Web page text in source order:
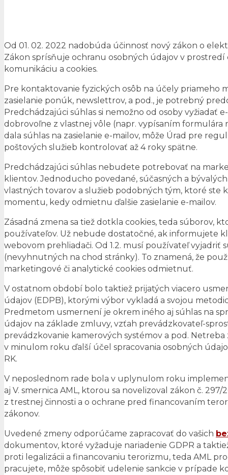
Od 01. 02. 2022 nadobúda účinnosť nový zákon o
Zákon sprísňuje ochranu osobných údajov v
komunikáciu a cookies.
Pre kontaktovanie fyzických osôb na účely priameho
zasielanie ponúk, newslettrov, a pod., je potrebný
Predchádzajúci súhlas si nemožno od osoby vyžiadať
dobrovoľne z vlastnej vôle (napr. vypísaním formulára
dala súhlas na zasielanie e-mailov, môže Úrad pre
poštových služieb kontrolovať až 4 roky spätne.
Predchádzajúci súhlas nebudete potrebovať na
klientov. Jednoducho povedané, súčasných a
vlastných tovarov a služieb podobných tým, ktoré ste
momentu, kedy odmietnu ďalšie zasielanie e-mailov.
Zásadná zmena sa tiež dotkla cookies, teda súborov,
používateľov. Už nebude dostatočné, ak informujete
webovom prehliadači. Od 1.2. musí používateľ vyjadriť
(nevyhnutných na chod stránky). To znamená, že
marketingové či analytické cookies odmietnuť.
V ostatnom období bolo taktiež prijatých viacero
údajov (EDPB), ktorými výbor vykladá a svojou
Predmetom usmernení je okrem iného aj súhlas na
údajov na základe zmluvy, vzťah prevádzkovateľ-
prevádzkovanie kamerových systémov a pod.
v minulom roku ďalší účel spracovania osobných
RK.
V neposlednom rade bola v uplynulom roku
aj V. smernica AML, ktorou sa novelizoval zákon č.
z trestnej činnosti a o ochrane pred financovaním
zákonov.
Uvedené zmeny odporúčame zapracovať do vašich
dokumentov, ktoré vyžaduje nariadenie GDPR a
proti legalizácii a financovaniu terorizmu, teda AML
pracujete, môže spôsobiť udelenie sankcie v prípade